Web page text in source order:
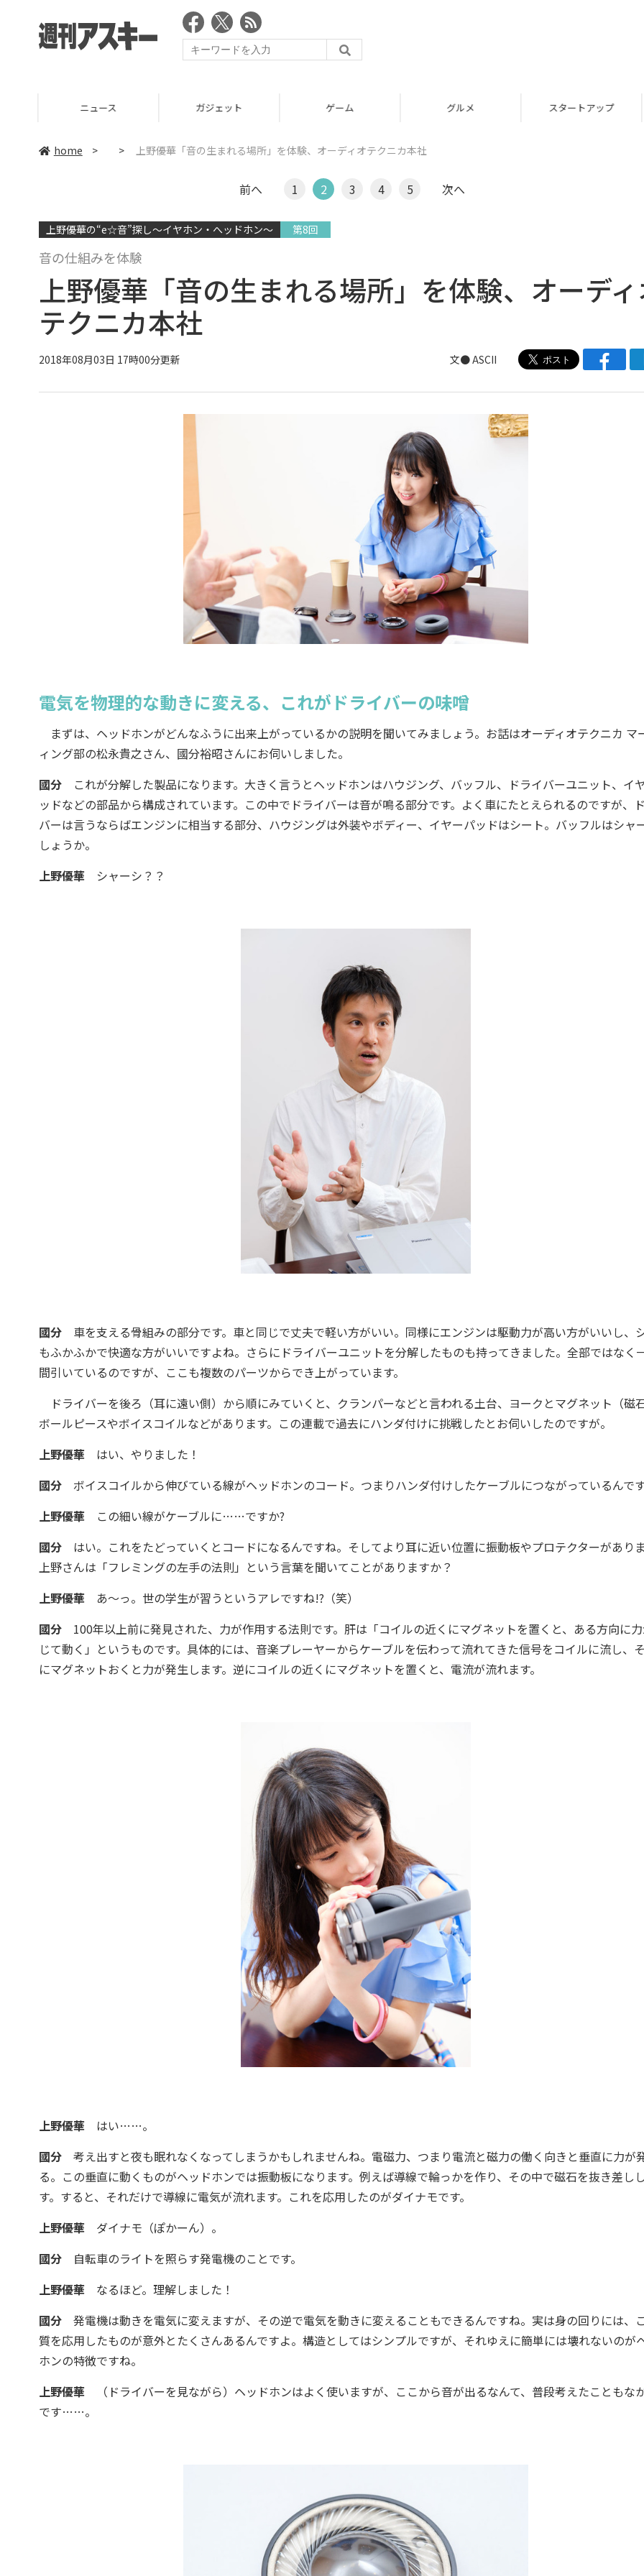
ガジェット スタートアップ
home > > 上野優華「音の生まれる場所」を体験、オーディオテクニカ本社
前へ 1 2 3 4 5 次へ
上野優華の“e☆音”探し〜イヤホン・へッドホン〜 第8回
音の仕組みを体験
上野優華「音の生まれる場所」を体験、オーディ
テクニカ本社
2018年08月03日 17時00分更新 文● ASCII
電気を物理的な動きに変える、これがドライバーの味噌
まずは、ヘッドホンがどんなふうに出来上がっているかの説明を聞いてみましょう。お話はオーディオテクニカ マ
ィング部の松永貴之さん、國分裕昭さんにお伺いしました。
國分これが分解した製品になります。大きく言うとヘッドホンはハウジング、バッフル、ドライバーユニット、イ
ッドなどの部品から構成されています。この中でドライバーは音が鳴る部分です。よく車にたとえられるのですが、
バーは言うならばエンジンに相当する部分、ハウジングは外装やボディー、イヤーパッドはシート。バッフルはシャ
しょうか。
上野優華シャーシ？？
國分車を支える骨組みの部分です。車と同じで丈夫で軽い方がいい。同様にエンジンは駆動力が高い方がいいし、
もふかふかで快適な方がいいですよね。さらにドライバーユニットを分解したものも持ってきました。全部ではなく
間引いているのですが、ここも複数のパーツからでき上がっています。
ドライバーを後ろ（耳に遠い側）から順にみていくと、クランパーなどと言われる土台、ヨークとマグネット（磁石
ボールピースやボイスコイルなどがあります。この連載で過去にハンダ付けに挑戦したとお伺いしたのですが。
上野優華はい、やりました！
國分ボイスコイルから伸びている線がヘッドホンのコード。つまりハンダ付けしたケーブルにつながっているんです
上野優華この細い線がケーブルに……ですか?
國分はい。これをたどっていくとコードになるんですね。そしてより耳に近い位置に振動板やプロテクターがありま
上野さんは「フレミングの左手の法則」という言葉を聞いてことがありますか？
上野優華あ～っ。世の学生が習うというアレですね!?（笑）
國分100年以上前に発見された、力が作用する法則です。肝は「コイルの近くにマグネットを置くと、ある方向に
じて動く」というものです。具体的には、音楽プレーヤーからケーブルを伝わって流れてきた信号をコイルに流し、
にマグネットおくと力が発生します。逆にコイルの近くにマグネットを置くと、電流が流れます。
上野優華はい……。
國分考え出すと夜も眠れなくなってしまうかもしれませんね。電磁力、つまり電流と磁力の働く向きと垂直に力が
る。この垂直に動くものがヘッドホンでは振動板になります。例えば導線で輪っかを作り、その中で磁石を抜き差し
す。すると、それだけで導線に電気が流れます。これを応用したのがダイナモです。
上野優華ダイナモ（ぽかーん）。
國分自転車のライトを照らす発電機のことです。
上野優華なるほど。理解しました！
國分発電機は動きを電気に変えますが、その逆で電気を動きに変えることもできるんですね。実は身の回りには、
質を応用したものが意外とたくさんあるんですよ。構造としてはシンプルですが、それゆえに簡単には壊れないのが
ホンの特徴ですね。
上野優華（ドライバーを見ながら）ヘッドホンはよく使いますが、ここから音が出るなんて、普段考えたこともな
です……。